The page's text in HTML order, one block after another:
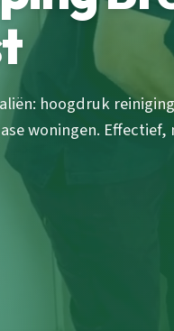
hoogdruk
woningen.